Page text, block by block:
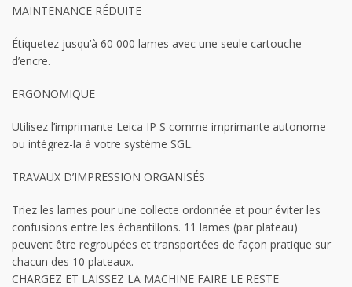
MAINTENANCE RÉDUITE
Étiquetez jusqu’à 60 000 lames avec une seule cartouche
d’encre.
ERGONOMIQUE
Utilisez l’imprimante Leica IP S comme imprimante autonome
ou intégrez-la à votre système SGL.
TRAVAUX D’IMPRESSION ORGANISÉS
Triez les lames pour une collecte ordonnée et pour éviter les
confusions entre les échantillons. 11 lames (par plateau)
peuvent être regroupées et transportées de façon pratique sur
chacun des 10 plateaux.
CHARGEZ ET LAISSEZ LA MACHINE FAIRE LE RESTE